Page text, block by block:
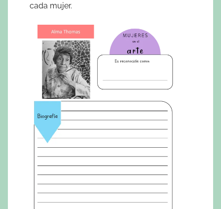
cada mujer.